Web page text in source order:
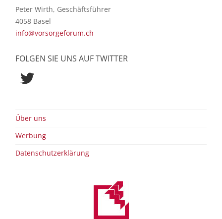
Peter Wirth, Geschäftsführer
4058 Basel
info@vorsorgeforum.ch
FOLGEN SIE UNS AUF TWITTER
Über uns
Werbung
Datenschutzerklärung